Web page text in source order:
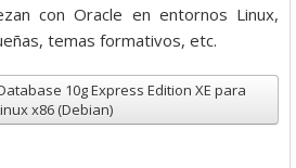
con Oracle en entornos Linux,
temas formativos, etc.
10g Express Edition XE para
x86 (Debian)